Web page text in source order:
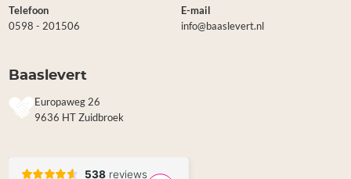
Telefoon
0598 - 201506
E-mail
info@baaslevert.nl
Baaslevert
Europaweg 26
9636 HT Zuidbroek